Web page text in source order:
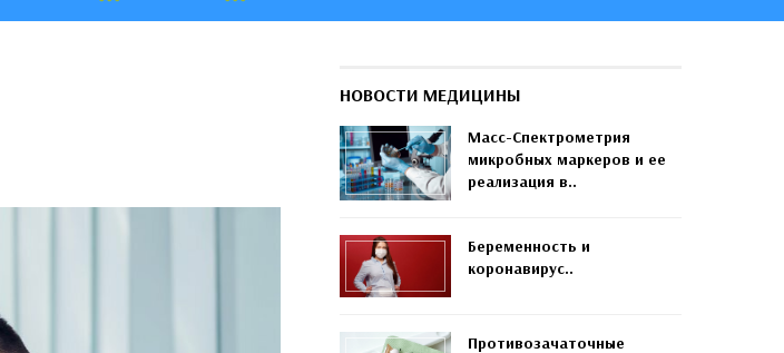
НОВОСТИ МЕДИЦИНЫ
Масс-Спектрометрия
микробных маркеров и ее
реализация в..
Беременность и
коронавирус..
Противозачаточные